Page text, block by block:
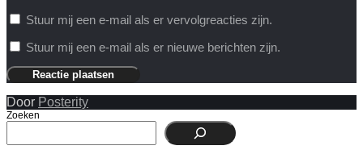
Stuur mij een e-mail als er vervolgreacties zijn.
Stuur mij een e-mail als er nieuwe berichten zijn.
Door Posterity
Zoeken